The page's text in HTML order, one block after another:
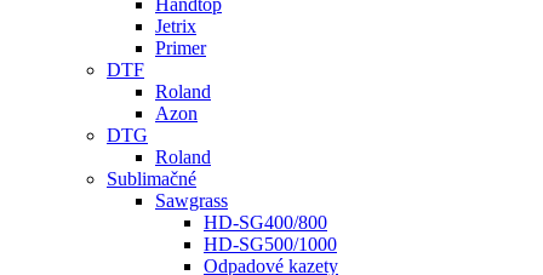
Jetrix
Primer
DTF
Roland
Azon
DTG
Roland
Sublimačné
Sawgrass
HD-SG400/800
HD-SG500/1000
Odpadové kazety